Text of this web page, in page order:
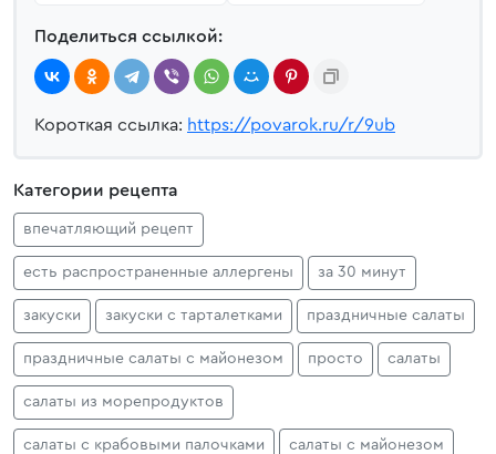
Поделиться ссылкой:
Короткая ссылка: https://povarok.ru/r/9ub
Категории рецепта
впечатляющий рецепт
есть распространенные аллергены за 30 минут
закуски закуски с тарталетками праздничные салаты
праздничные салаты с майонезом просто салаты
салаты из морепродуктов
салаты с крабовыми палочками салаты с майонезом